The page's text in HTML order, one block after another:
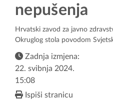
nepušenja
Hrvatski zavod za javno
Okruglog stola povodom
Zadnja izmjena:
22. svibnja 2024.
15:08
Ispiši stranicu